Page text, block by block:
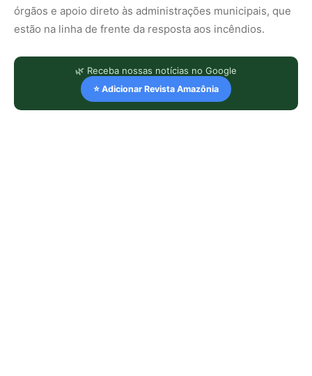
órgãos e apoio direto às administrações municipais, que
estão na linha de frente da resposta aos incêndios.
🌿 Receba nossas notícias no Google
⭐ Adicionar Revista Amazônia